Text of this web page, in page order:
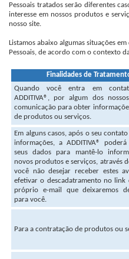
Pessoais tratados serão diferentes
interesse em nossos produtos e
nosso site.
Listamos abaixo algumas situações
Pessoais, de acordo com o contexto
Finalidades de
Quando você entra em
ADDITIVA®, por algum dos
comunicação para obter
de produtos ou serviços.
Em alguns casos, após o seu
informações, a ADDITIVA®
seus dados para mantê-lo
novos produtos e serviços, através
você não desejar receber estes
efetivar o descadatramento no link
próprio e-mail que deixaremos
para você.
Para a contratação de produtos ou